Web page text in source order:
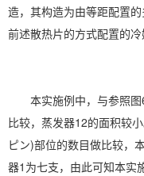
造，其构造为由等距配置
前述散热片的方式配置的
本实施例中，与参照图
比较，蒸发器12的面积较
ピン)部位的数目做比较，
器1为七支，由此可知本实